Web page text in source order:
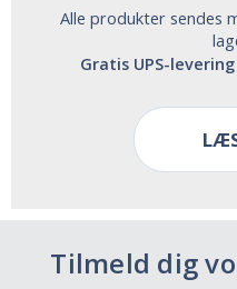
Alle produkter sendes
Gratis UPS-
Tilmeld dig